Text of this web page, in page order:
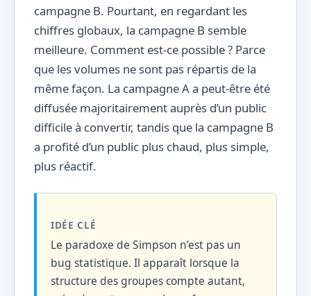
campagne B. Pourtant, en regardant les
chiffres globaux, la campagne B semble
meilleure. Comment est-ce possible ? Parce
que les volumes ne sont pas répartis de la
même façon. La campagne A a peut-être été
diffusée majoritairement auprès d’un public
difficile à convertir, tandis que la campagne B
a profité d’un public plus chaud, plus simple,
plus réactif.
IDÉE CLÉ
Le paradoxe de Simpson n’est pas un
bug statistique. Il apparaît lorsque la
structure des groupes compte autant,